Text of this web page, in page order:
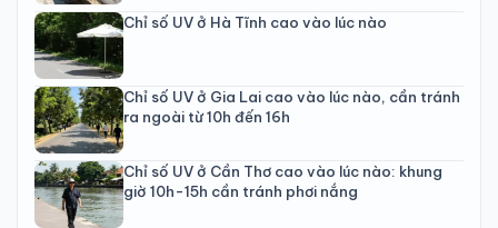
Chỉ số UV ở Hà Tĩnh cao vào lúc nào
Chỉ số UV ở Gia Lai cao vào lúc nào, cần tránh
ra ngoài từ 10h đến 16h
Chỉ số UV ở Cần Thơ cao vào lúc nào: khung
giờ 10h-15h cần tránh phơi nắng